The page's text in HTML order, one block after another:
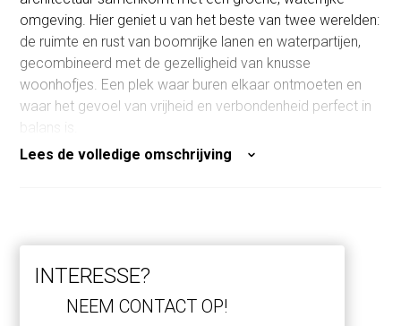
omgeving. Hier geniet u van het beste van twee werelden:
de ruimte en rust van boomrijke lanen en waterpartijen,
gecombineerd met de gezelligheid van knusse
woonhofjes. Een plek waar buren elkaar ontmoeten en
waar het gevoel van vrijheid en verbondenheid perfect in
balans is.
uit vier woongebieden. De wijk is ontworpen met oog
voor de natuur, waardoor water en groen een prominente
Lees de volledige omschrijving
INTERESSE?
NEEM CONTACT OP!